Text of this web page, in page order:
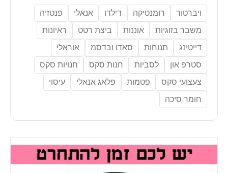
ויברטור רומנטיקה דילדו אנאלי
פנטזיה
משבר בזוגיות
אוננות ביצת רטט
ראיונות
דייטינג
תנוחות סאדו ובדסמ
אוראלי
סטרפ און
לסביות חנות סקס
חנויות סקס
צעצועי סקס
פטמות פלאג אנאלי
עיסוי
חומר סיכה